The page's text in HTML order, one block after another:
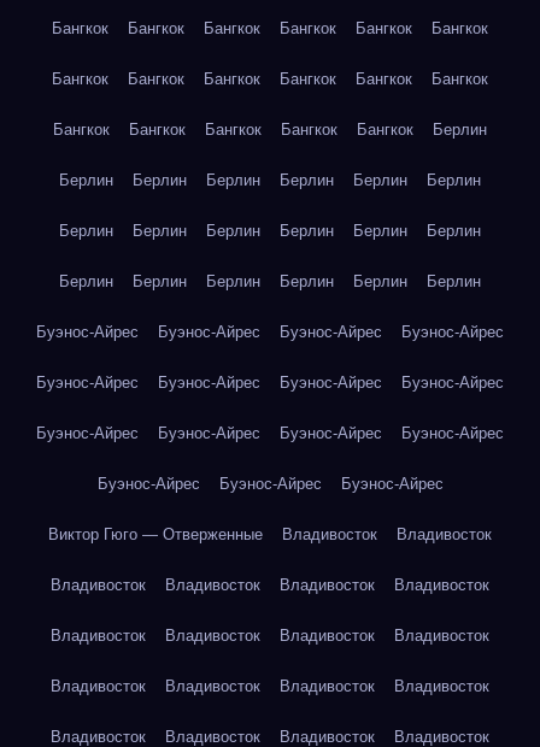
Бангкок Бангкок Бангкок Бангкок Бангкок Бангкок
Бангкок Бангкок Бангкок Бангкок Бангкок Бангкок
Бангкок Бангкок Бангкок Бангкок Бангкок Берлин
Берлин Берлин Берлин Берлин Берлин Берлин
Берлин Берлин Берлин Берлин Берлин Берлин
Берлин Берлин Берлин Берлин Берлин Берлин
Буэнос-Айрес Буэнос-Айрес Буэнос-Айрес Буэнос-Айрес
Буэнос-Айрес Буэнос-Айрес Буэнос-Айрес Буэнос-Айрес
Буэнос-Айрес Буэнос-Айрес Буэнос-Айрес Буэнос-Айрес
Буэнос-Айрес Буэнос-Айрес Буэнос-Айрес
Виктор Гюго — Отверженные Владивосток Владивосток
Владивосток Владивосток Владивосток Владивосток
Владивосток Владивосток Владивосток Владивосток
Владивосток Владивосток Владивосток Владивосток
Владивосток Владивосток Владивосток Владивосток